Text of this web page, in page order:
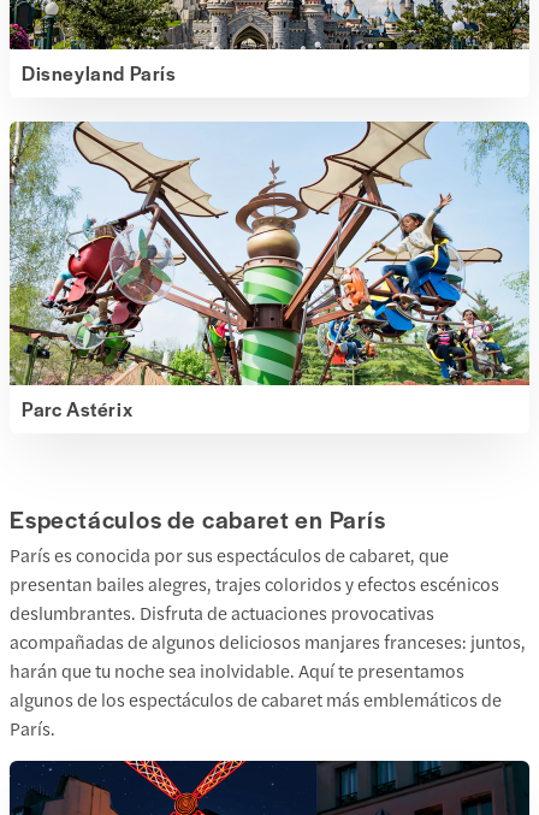
Disneyland París
Parc Astérix
Espectáculos de cabaret en París
París es conocida por sus espectáculos de cabaret, que
presentan bailes alegres, trajes coloridos y efectos escénicos
deslumbrantes. Disfruta de actuaciones provocativas
acompañadas de algunos deliciosos manjares franceses: juntos,
harán que tu noche sea inolvidable. Aquí te presentamos
algunos de los espectáculos de cabaret más emblemáticos de
París.